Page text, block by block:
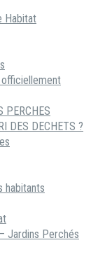
Habitat
officiellement
PERCHES
DES DECHETS ?
habitants
Jardins Perchés